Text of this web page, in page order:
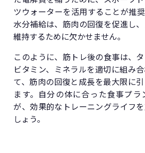
ツウォーターを活用することが推
水分補給は、筋肉の回復を促進し
維持するために欠かせません。
このように、筋トレ後の食事は、タ
ビタミン、ミネラルを適切に組み
て、筋肉の回復と成長を最大限に
ます。自分の体に合った食事プラ
が、効果的なトレーニングライフ
しょう。